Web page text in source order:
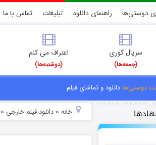
دوستی‌ها راهنمای دانلود تبلیغات تماس با ما
سریال کوری
(جمعه‌ها)
اعتراف می کنم
(دوشنبه‌ها)
دوستی‌هادانلود و تماشای فیلم
خانه» دانلود فیلم خارجی »